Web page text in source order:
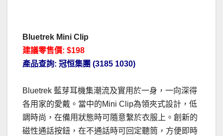
Bluetrek Mini Clip
建議零售價: $198
產品查詢: 冠恒集團 (3185 1030)
Bluetrek 藍芽耳機集潮流及實用於一身，一向深得
各用家的愛戴。當中的Mini Clip為領夾式設計，低
調時尚，在備用狀態時可隨意繫於衣服上。創新的
磁性通話按鈕，在不通話時可回定聽筒，方便即時